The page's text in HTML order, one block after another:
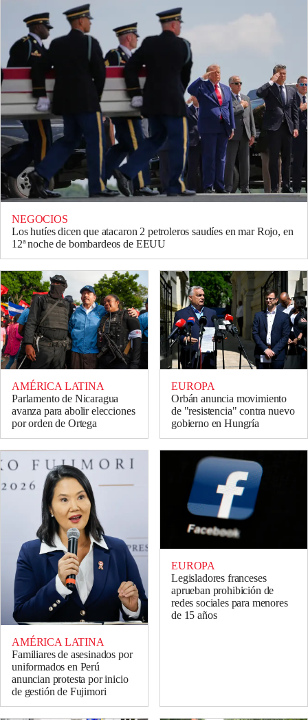
NEGOCIOS
Los hutíes dicen que atacaron 2 petroleros saudíes en mar Rojo, en
12ª noche de bombardeos de EEUU
AMÉRICA LATINA
Parlamento de Nicaragua
avanza para abolir elecciones
por orden de Ortega
EUROPA
Orbán anuncia movimiento
de "resistencia" contra nuevo
gobierno en Hungría
AMÉRICA LATINA
Familiares de asesinados por
uniformados en Perú
anuncian protesta por inicio
de gestión de Fujimori
EUROPA
Legisladores franceses
aprueban prohibición de
redes sociales para menores
de 15 años